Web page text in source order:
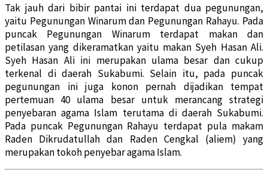
Tak jauh dari bibir pantai ini terdapat dua pegunungan,
yaitu Pegunungan Winarum dan Pegunungan Rahayu. Pada
puncak Pegunungan Winarum terdapat makan dan
petilasan yang dikeramatkan yaitu makan Syeh Hasan Ali.
Syeh Hasan Ali ini merupakan ulama besar dan cukup
terkenal di daerah Sukabumi. Selain itu, pada puncak
pegunungan ini juga konon pernah dijadikan tempat
pertemuan 40 ulama besar untuk merancang strategi
penyebaran agama Islam terutama di daerah Sukabumi.
Pada puncak Pegunungan Rahayu terdapat pula makam
Raden Dikrudatullah dan Raden Cengkal (aliem) yang
merupakan tokoh penyebar agama Islam.